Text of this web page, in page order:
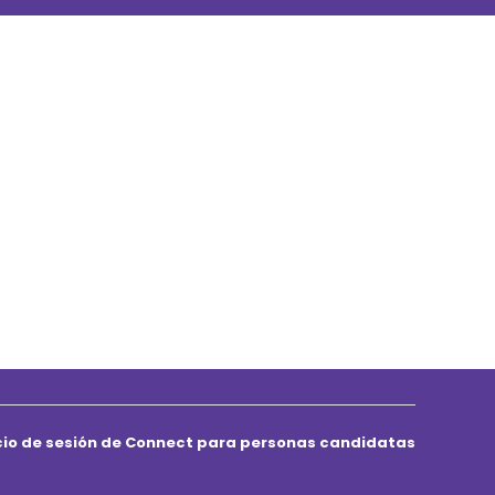
de sesión de Connect para personas candidatas